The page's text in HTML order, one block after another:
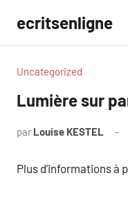
contenu
ecritsenligne
Uncategorized
Lumière sur
par Louise KESTEL
Plus d’informations à